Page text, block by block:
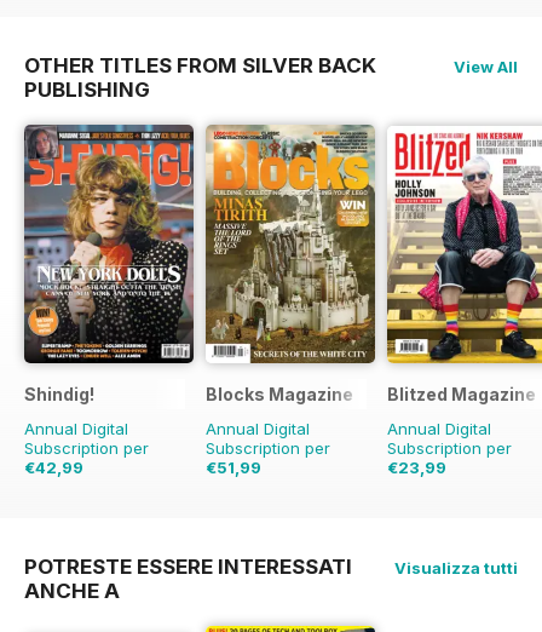
OTHER TITLES FROM SILVER BACK
PUBLISHING
View All
Shindig!
Annual Digital
Subscription per
€42,99
Blocks Magazine
Annual Digital
Subscription per
€51,99
Blitzed Magazine
Annual Digital
Subscription per
€23,99
POTRESTE ESSERE INTERESSATI
ANCHE A
Visualizza tutti